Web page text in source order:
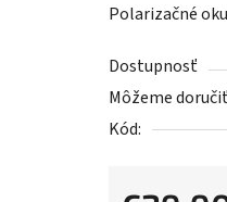
je
z
5
hviezdičiek.
Polarizačné
Dostupnosť
Môžeme
Kód: